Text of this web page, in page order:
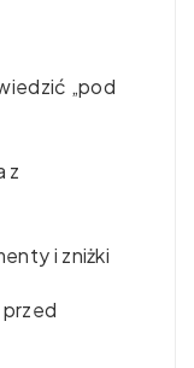
„pod
z
i zniżki